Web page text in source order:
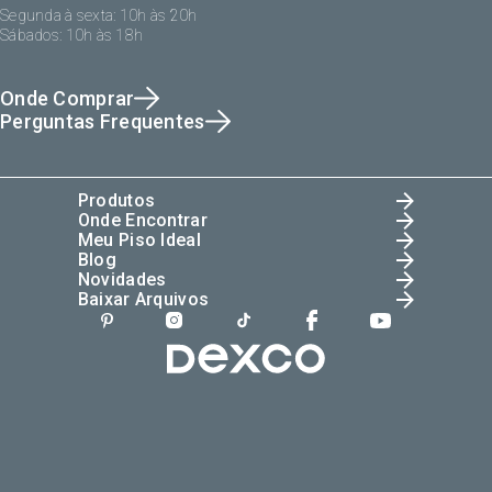
Segunda à sexta: 10h às 20h
Sábados: 10h às 18h
Onde Comprar
Perguntas Frequentes
Produtos
Onde Encontrar
Meu Piso Ideal
Blog
Novidades
Baixar Arquivos